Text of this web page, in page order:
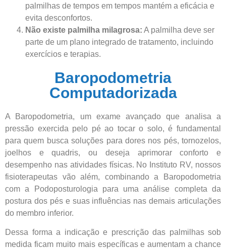
palmilhas de tempos em tempos mantém a eficácia e
evita desconfortos.
Não existe palmilha milagrosa: A palmilha deve ser
parte de um plano integrado de tratamento, incluindo
exercícios e terapias.
Baropodometria
Computadorizada
A Baropodometria, um exame avançado que analisa a
pressão exercida pelo pé ao tocar o solo, é fundamental
para quem busca soluções para dores nos pés, tornozelos,
joelhos e quadris, ou deseja aprimorar conforto e
desempenho nas atividades físicas. No Instituto RV, nossos
fisioterapeutas vão além, combinando a Baropodometria
com a Podoposturologia para uma análise completa da
postura dos pés e suas influências nas demais articulações
do membro inferior.
Dessa forma a indicação e prescrição das palmilhas sob
medida ficam muito mais específicas e aumentam a chance